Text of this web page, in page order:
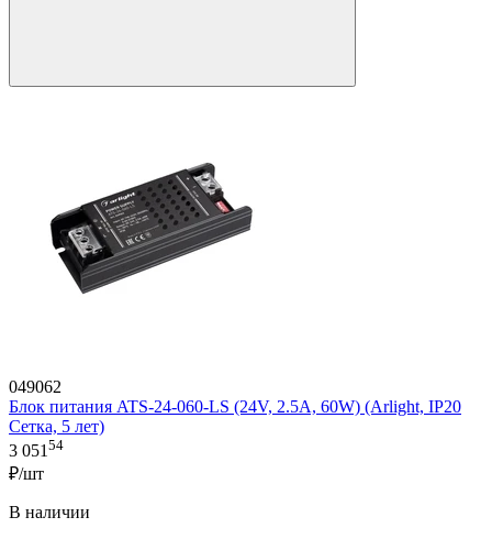
049062
Блок питания ATS-24-060-LS (24V, 2.5A, 60W) (Arlight, IP20
Сетка, 5 лет)
3 051 54
₽/шт
В наличии